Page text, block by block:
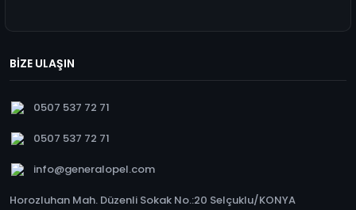
BİZE ULAŞIN
0507 537 72 71
0507 537 72 71
info@generalopel.com
Horozluhan Mah. Düzenli Sokak No.:20 Selçuklu/KONYA